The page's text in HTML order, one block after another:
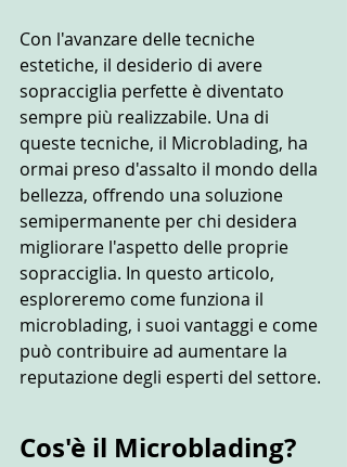
Con l'avanzare delle tecniche
estetiche, il desiderio di avere
sopracciglia perfette è diventato
sempre più realizzabile. Una di
queste tecniche, il Microblading, ha
ormai preso d'assalto il mondo della
bellezza, offrendo una soluzione
semipermanente per chi desidera
migliorare l'aspetto delle proprie
sopracciglia. In questo articolo,
esploreremo come funziona il
microblading, i suoi vantaggi e come
può contribuire ad aumentare la
reputazione degli esperti del settore.
Cos'è il Microblading?